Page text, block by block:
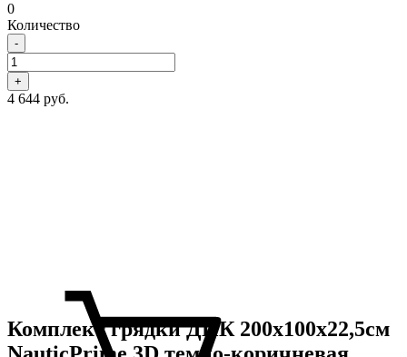
0
Количество
-
+
4 644 руб.
Комплект грядки ДПК 200х100х22,5см